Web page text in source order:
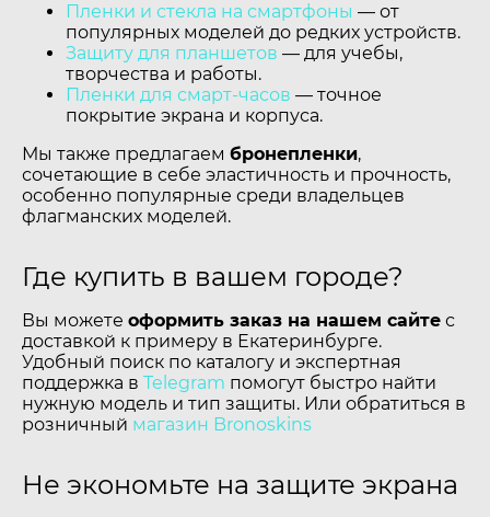
Пленки и стекла на смартфоны — от
популярных моделей до редких устройств.
Защиту для планшетов — для учебы,
творчества и работы.
Пленки для смарт-часов — точное
покрытие экрана и корпуса.
Мы также предлагаем бронепленки,
сочетающие в себе эластичность и прочность,
особенно популярные среди владельцев
флагманских моделей.
Где купить в вашем городе?
Вы можете оформить заказ на нашем сайте с
доставкой к примеру в Екатеринбурге.
Удобный поиск по каталогу и экспертная
поддержка в Telegram помогут быстро найти
нужную модель и тип защиты. Или обратиться в
розничный магазин Bronoskins
Не экономьте на защите экрана